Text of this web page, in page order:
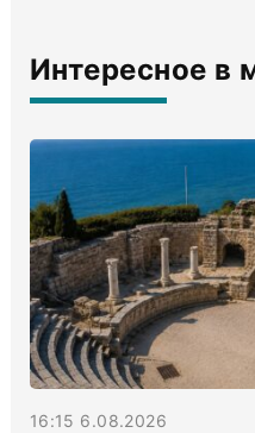
Интересное в
16:15 6.08.2026